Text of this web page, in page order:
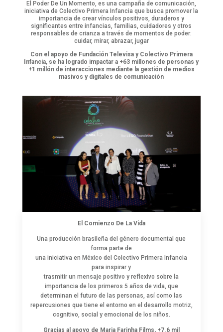
El Poder De Un Momento, es una campaña de comunicación,
iniciativa de Colectivo Primera Infancia que busca promover la
importancia de crear vínculos positivos, duraderos y
significantes entre infancias, familias, cuidadores y otros
responsables de crianza a través de momentos de poder:
cuidar, mirar, abrazar, jugar
Con el apoyo de Fundación Televisa y Colectivo Primera
Infancia, se ha logrado impactar a +63 millones de personas y
+1 millón de interacciones mediante la gestión de medios
masivos y digitales de comunicación
El Comienzo De La Vida
Una producción brasileña del género documental que
forma parte de
una iniciativa en México del Colectivo Primera Infancia
para inspirar y
trasmitir un mensaje positivo y reflexivo sobre la
importancia de los primeros 5 años de vida, que
determinan el futuro de las personas, así como las
repercusiones que tiene el entorno en el desarrollo motriz,
cognitivo, social y emocional de los niños.
Gracias al apoyo de Maria Farinha Films, +7.6 mil